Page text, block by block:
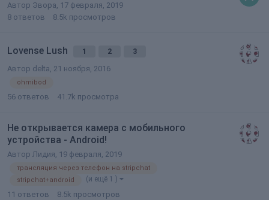
Автор Эвора, 17 февраля, 2019
8 ответов 8.5k просмотров
Lovense Lush 1 2 3
Автор delta, 21 ноября, 2016
ohmibod
56 ответов 41.7k просмотра
Не открывается камера с мобильного
устройства - Android!
Автор Лидия, 19 февраля, 2019
трансляция через телефон на stripchat
stripchat+android
(и ещё 1 )
11 ответов 8.5k просмотров